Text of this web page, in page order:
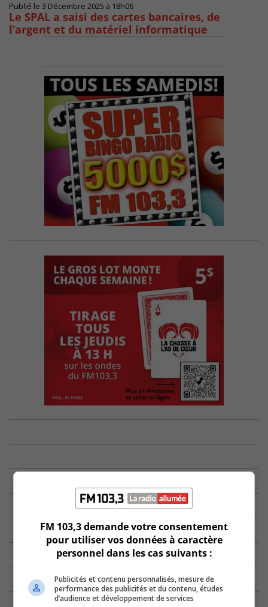
Publié le 3 Décembre 2025 à 18h06
Le SPAL a saisi des cartes bancaires, de
l’argent et du matériel informatique
FM 103,3 demande votre consentement
pour utiliser vos données à caractère
personnel dans les cas suivants :
Publicités et contenu personnalisés, mesure de
performance des publicités et du contenu, études
d’audience et développement de services